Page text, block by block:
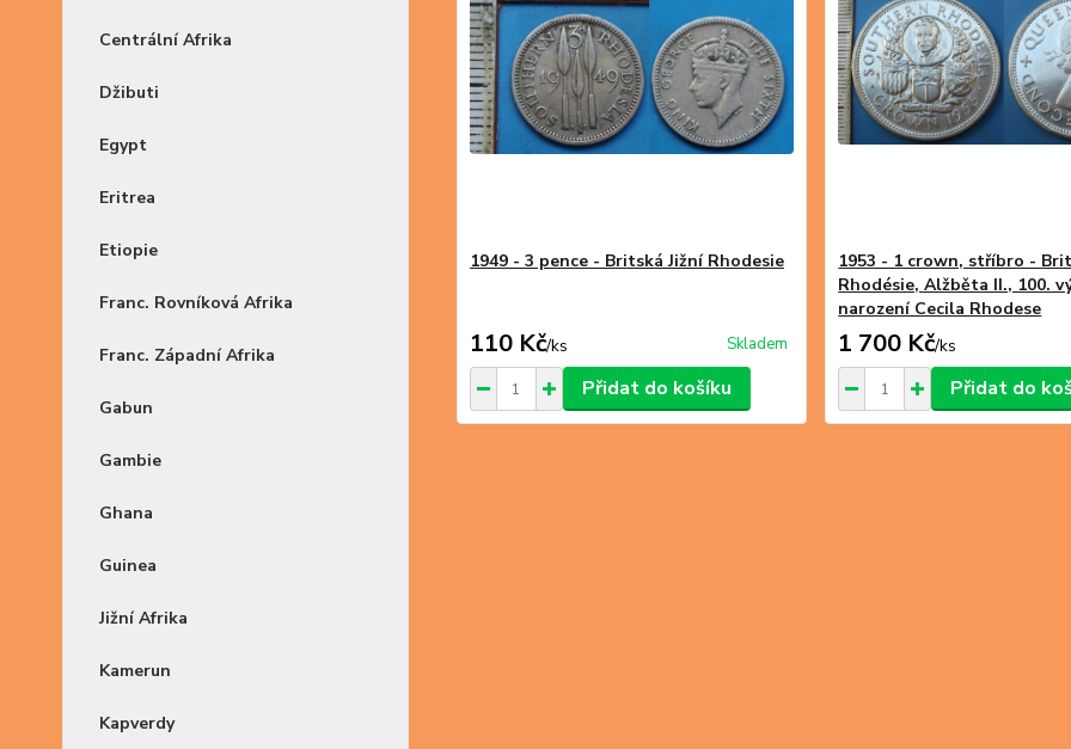
Centrální Afrika
Džibuti
Egypt
Eritrea
Etiopie
Franc. Rovníková Afrika
Franc. Západní Afrika
Gabun
Gambie
Ghana
Guinea
Jižní Afrika
Kamerun
Kapverdy
1949 - 3 pence - Britská Jižní Rhodesie
110 Kč/ks Skladem
Přidat do košíku
1953 - 1 crown, stříbro -
Rhodésie, Alžběta II., 100.
narození Cecila Rhodese
1 700 Kč/ks
Přidat do